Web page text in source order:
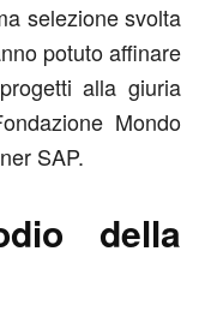
selezione svolta
potuto affinare
alla giuria
Mondo
SAP.
della